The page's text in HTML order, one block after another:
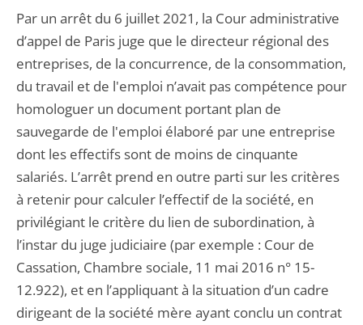
Par un arrêt du 6 juillet 2021, la Cour administrative
d’appel de Paris juge que le directeur régional des
entreprises, de la concurrence, de la consommation,
du travail et de l'emploi n’avait pas compétence pour
homologuer un document portant plan de
sauvegarde de l'emploi élaboré par une entreprise
dont les effectifs sont de moins de cinquante
salariés. L’arrêt prend en outre parti sur les critères
à retenir pour calculer l’effectif de la société, en
privilégiant le critère du lien de subordination, à
l’instar du juge judiciaire (par exemple : Cour de
Cassation, Chambre sociale, 11 mai 2016 n° 15-
12.922), et en l’appliquant à la situation d’un cadre
dirigeant de la société mère ayant conclu un contrat